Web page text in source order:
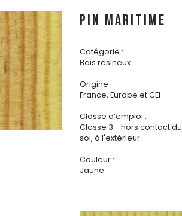
PIN MARITIME
Catégorie :
Bois résineux
Origine :
France, Europe et CEI
Classe d’emploi :
Classe 3 - hors contact du
sol, à l'extérieur
Couleur :
Jaune